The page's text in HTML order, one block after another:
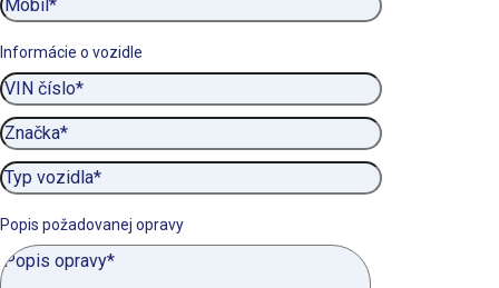
Informácie o vozidle
Popis požadovanej opravy